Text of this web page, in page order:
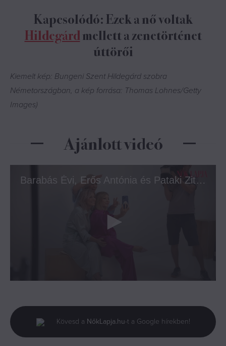
Kapcsolódó: Ezek a nő voltak
Hildegárdmellett a zenetörténet
úttörői
Kiemelt kép: Bungeni Szent Hildegárd szobra
Németországban, a kép forrása: Thomas Lohnes/Getty
Images)
Ajánlott videó
Barabás Évi, Erős Antónia és Pataki Zita a Nők Lapja címlapján
minutes,
1
second
Kövesd a NőkLapja.hu-t a Google hírekben!